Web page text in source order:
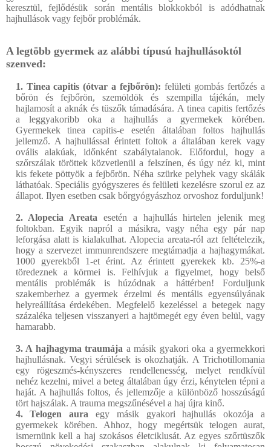
keresztül, fejlődésük során mentális blokkokból is adódhatnak
hajhullások vagy fejbőr problémák.
A legtöbb gyermek az alábbi típusú hajhullásoktól
szenved:
1. Tinea capitis (ótvar a fejbőrön): felületi gombás fertőzés a
bőrön és fejbőrön, szemöldök és szempilla tájékán, mely
hajlamosít a aknák és tüszők támadására. A tinea capitis fertőzés
a leggyakoribb oka a hajhullás a gyermekek körében.
Gyermekek tinea capitis-e esetén általában foltos hajhullás
jellemző. A hajhullással érintett foltok a általában kerek vagy
ovális alakúak, időnként szabálytalanok. Előfordul, hogy a
szőrszálak töröttek közvetlenül a felszínen, és úgy néz ki, mint
kis fekete pöttyök a fejbőrön. Néha szürke pelyhek vagy skálák
láthatóak. Speciális gyógyszeres és felületi kezelésre szorul ez az
állapot. Ilyen esetben csak bőrgyógyászhoz orvoshoz forduljunk!
2. Alopecia Areata esetén a hajhullás hirtelen jelenik meg
foltokban. Egyik napról a másikra, vagy néha egy pár nap
leforgása alatt is kialakulhat. Alopecia areata-ról azt feltételezik,
hogy a szervezet immunrendszere megtámadja a hajhagymákat.
1000 gyerekből 1-et érint. Az érintett gyerekek kb. 25%-a
töredeznek a körmei is. Felhívjuk a figyelmet, hogy belső
mentális problémák is húzódnak a háttérben! Forduljunk
szakemberhez a gyermek érzelmi és mentális egyensúlyának
helyreállítása érdekében. Megfelelő kezeléssel a betegek nagy
százaléka teljesen visszanyeri a hajtömegét egy éven belül, vagy
hamarabb.
3. A hajhagyma traumája a másik gyakori oka a gyermekkori
hajhullásnak. Vegyi sérülések is okozhatják. A Trichotillomania
egy rögeszmés-kényszeres rendellenesség, melyet rendkívül
nehéz kezelni, mivel a beteg általában úgy érzi, kénytelen tépni a
haját. A hajhullás foltos, és jellemzője a különböző hosszúságú
tört hajszálak. A trauma megszűnésével a haj újra kinő.
4. Telogen aura egy másik gyakori hajhullás okozója a
gyermekek körében. Ahhoz, hogy megértsük telogen aurat,
ismernünk kell a haj szokásos életciklusát. Az egyes szőrtüszők